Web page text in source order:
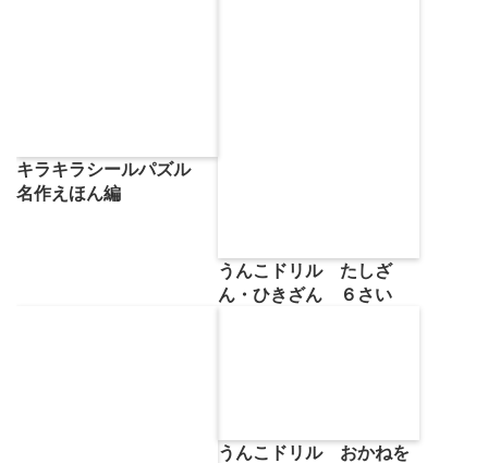
キラキラシールパズル
名作えほん編
うんこドリル たしざ
ん・ひきざん ６さい
うんこドリル おかねを